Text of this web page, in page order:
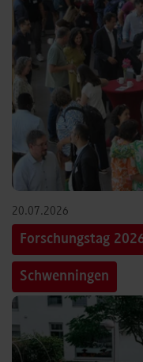
20.07.2026
Forschungstag
Schwenningen